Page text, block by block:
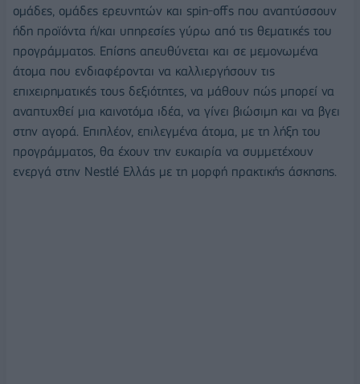
ομάδες, ομάδες ερευνητών και spin-offs που αναπτύσσουν
ήδη προϊόντα ή/και υπηρεσίες γύρω από τις θεματικές του
προγράμματος. Επίσης απευθύνεται και σε μεμονωμένα
άτομα που ενδιαφέρονται να καλλιεργήσουν τις
επιχειρηματικές τους δεξιότητες, να μάθουν πώς μπορεί να
αναπτυχθεί μια καινοτόμα ιδέα, να γίνει βιώσιμη και να βγει
στην αγορά. Επιπλέον, επιλεγμένα άτομα, με τη λήξη του
προγράμματος, θα έχουν την ευκαιρία να συμμετέχουν
ενεργά στην Nestlé Ελλάς με τη μορφή πρακτικής άσκησης.